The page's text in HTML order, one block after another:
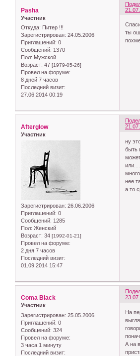
Pasha
Участник
Откуда: Питер !!!
Зарегистрирован: 24.05.2006
Приглашений: 0
Сообщений: 1370
Пол: Мужской
Возраст: 47 [1979-05-26]
Провел на форуме:
8 дней 7 часов
Последний визит:
27.06.2014 00:19
ты
Afterglow
Участник
Зарегистрирован: 26.06.2006
Приглашений: 0
Сообщений: 1285
Пол: Женский
Возраст: 34 [1992-01-21]
Провел на форуме:
2 дня 7 часов
Последний визит:
01.09.2014 15:47
ну
быть
нее
а то
Coma Black
Участник
Зарегистрирован: 25.05.2006
Приглашений: 0
Сообщений: 324
Провел на форуме:
3 часа 1 минуту
Последний визит:
На
А на